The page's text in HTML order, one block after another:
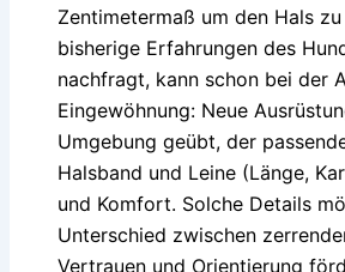
Zentimetermaß um den Hals
bisherige Erfahrungen des
nachfragt, kann schon bei der
Eingewöhnung: Neue
Umgebung geübt, der
Halsband und Leine (Länge,
und Komfort. Solche Details
Unterschied zwischen
Vertrauen und Orientierung